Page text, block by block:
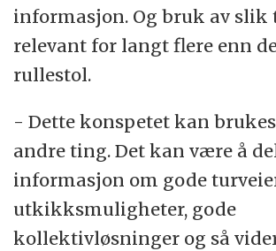
informasjon. Og bruk av slik
relevant for langt flere enn
rullestol.
- Dette konspetet kan
andre ting. Det kan være å
informasjon om gode
utkikksmuligheter, gode
kollektivløsninger og så